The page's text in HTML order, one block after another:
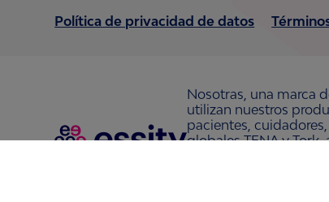
Política de privacidad de datos
Nosotras, una marca
utilizan nuestros
pacientes,
globales TENA y